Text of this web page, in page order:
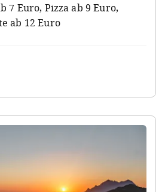
7 Euro, Pizza ab 9 Euro,
ab 12 Euro